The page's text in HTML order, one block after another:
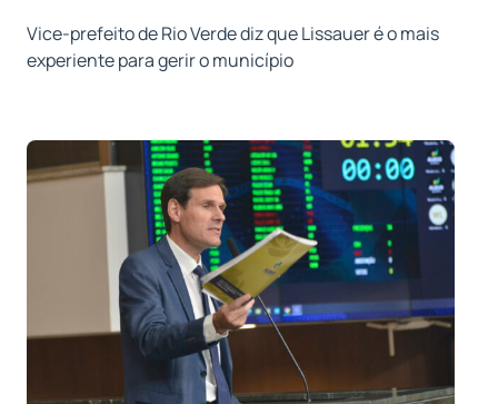
Vice-prefeito de Rio Verde diz que Lissauer é o mais
experiente para gerir o município